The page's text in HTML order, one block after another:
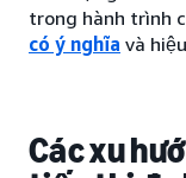
trong hành trình
có ý nghĩa và
Các xu